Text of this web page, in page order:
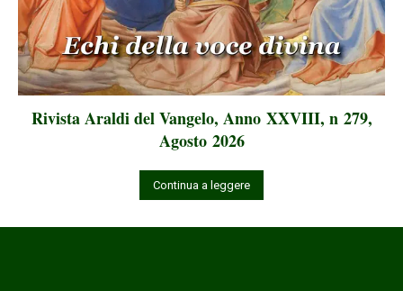
Rivista Araldi del Vangelo, Anno XXVIII, n 279,
Agosto 2026
Continua a leggere